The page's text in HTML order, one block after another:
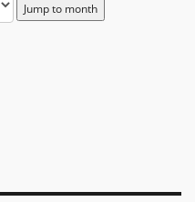
Jump to month